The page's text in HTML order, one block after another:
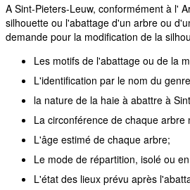
A Sint-Pieters-Leuw, conformément à l'
silhouette ou l'abattage d'un arbre ou
demande pour la modification de la
Les motifs de l'abattage ou de la
L'identification par le nom du
la nature de la haie à abattre à
La circonférence de chaque
L'âge estimé de chaque arbre;
Le mode de répartition, isolé ou
L'état des lieux prévu après